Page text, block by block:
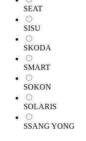
SEAT
SISU
SKODA
SMART
SOKON
SOLARIS
SSANG YONG